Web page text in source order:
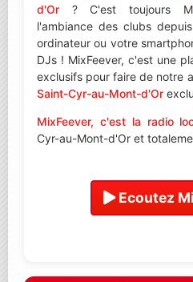
d'Or ? C'est toujours
l'ambiance des clubs
ordinateur ou votre
DJs ! MixFeever, c'est une
exclusifs pour faire de notre
Saint-Cyr-au-Mont-d'Or
MixFeever, c'est la radio
Cyr-au-Mont-d'Or et
Ecoutez